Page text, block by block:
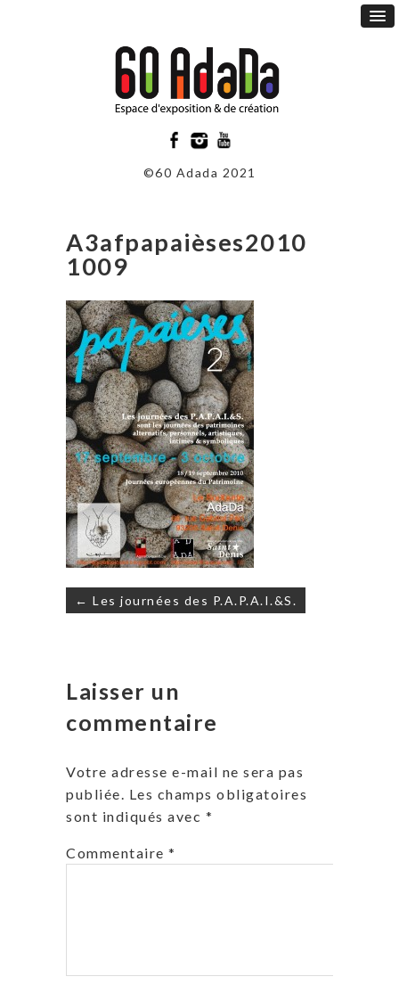
©60 Adada 2021
A3afpapaièses2010
1009
Navigation
de
← Les journées des P.A.P.A.I.&S.
Laisser un
commentaire
Votre adresse e-mail ne sera pas
publiée. Les champs obligatoires
sont indiqués avec *
Commentaire *